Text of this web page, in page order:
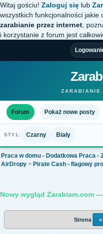
Witaj gościu! Zaloguj się lub
wszystkich funkcjonalności jakie
zarabianie przez internet ,
i korzystanie z forum jest
ZARABIANIE
Forum Pokaż nowe posty
STYL: Czarny Biały
Praca w domu - Dodatkowa Praca -
AirDropy > Pirate Cash - flagowy
Nowy wygląd Zarabiam.com
Strona «